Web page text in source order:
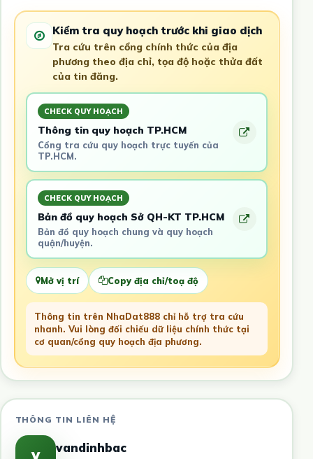
Kiểm tra quy hoạch trước khi giao dịch
Tra cứu trên cổng chính thức của địa
phương theo địa chỉ, tọa độ hoặc thửa đất
của tin đăng.
CHECK QUY HOẠCH
Thông tin quy hoạch TP.HCM
Cổng tra cứu quy hoạch trực tuyến của
TP.HCM.
CHECK QUY HOẠCH
Bản đồ quy hoạch Sở QH-KT TP.HCM
Bản đồ quy hoạch chung và quy hoạch
quận/huyện.
Mở vị trí Copy địa chỉ/toạ độ
Thông tin trên NhaDat888 chỉ hỗ trợ tra cứu
nhanh. Vui lòng đối chiếu dữ liệu chính thức tại
cơ quan/cổng quy hoạch địa phương.
THÔNG TIN LIÊN HỆ
v vandinhbac